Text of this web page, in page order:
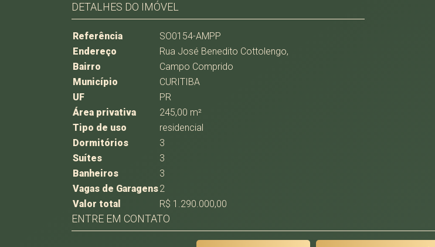
DETALHES DO IMÓVEL
Referência
SO0154-AMPP
Endereço
Rua José Benedito Cottolengo,
Bairro
Campo Comprido
Município
CURITIBA
UF
PR
Área privativa
245,00 m²
Tipo de uso
residencial
Dormitórios
3
Suítes
3
Banheiros
3
Vagas de Garagens2
Valor total
R$ 1.290.000,00
ENTRE EM CONTATO